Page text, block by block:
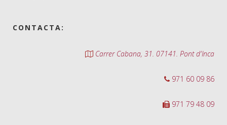
CONTACTA:
Carrer Cabana, 31. 07141. Pont d'Inca
971 60 09 86
971 79 48 09